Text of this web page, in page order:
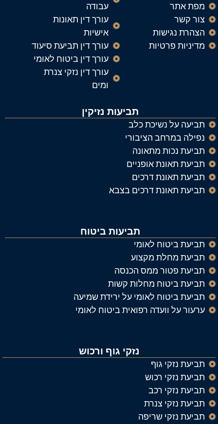
מפת אתר
צור קשר
הצהרת נגישות
מדיניות פרטיות
עבודה
עורך דין תאונות
אישיות
עורך דין תביעת סיעוד
עורך דין ביטוח לאומי
עורך דין נזקי צנרת
ומים
תביעות נזיקין
תביעה על נשיכת כלב
נפילה במרחב הציבורי
תביעת נכות מתאונה
תביעת תאונת אופניים
תביעת תאונת דרכים
תביעת תאונת דרכים בצבא
תביעות ביטוח
תביעת ביטוח לאומי
תביעת מחלת מקצוע
תביעת פטור ממס הכנסה
תביעת ביטוח מחלות קשות
תביעת ביטוח לאומי על ירידת שמיעה
ערעור על וועדה רפואית ביטוח לאומי
נזקי גוף ורכוש
תביעת נזקי גוף
תביעת נזקי רכוש
תביעת נזקי רכב
תביעת נזקי צנרת
תביעת נזקי שריפה